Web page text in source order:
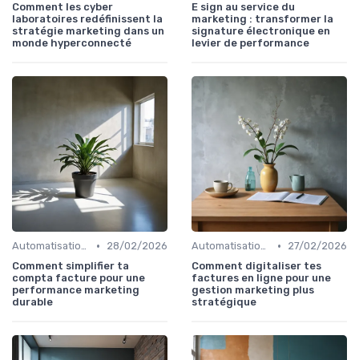
Comment les cyber
laboratoires redéfinissent la
stratégie marketing dans un
monde hyperconnecté
E sign au service du
marketing : transformer la
signature électronique en
levier de performance
Automatisation et RPA •
28/02/2026
Comment simplifier ta
compta facture pour une
performance marketing
durable
Automatisation et RPA •
27/02/2026
Comment digitaliser tes
factures en ligne pour une
gestion marketing plus
stratégique